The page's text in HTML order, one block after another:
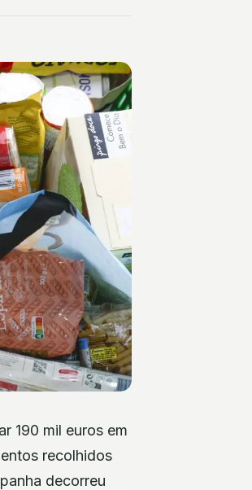
190 mil euros em
recolhidos
decorreu